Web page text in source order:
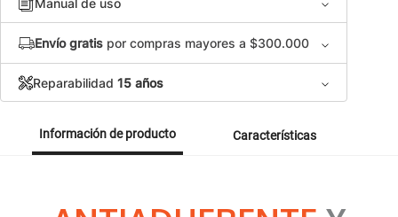
Envío gratis por compras mayores a $300.000
Reparabilidad 15 años
Información de producto Características